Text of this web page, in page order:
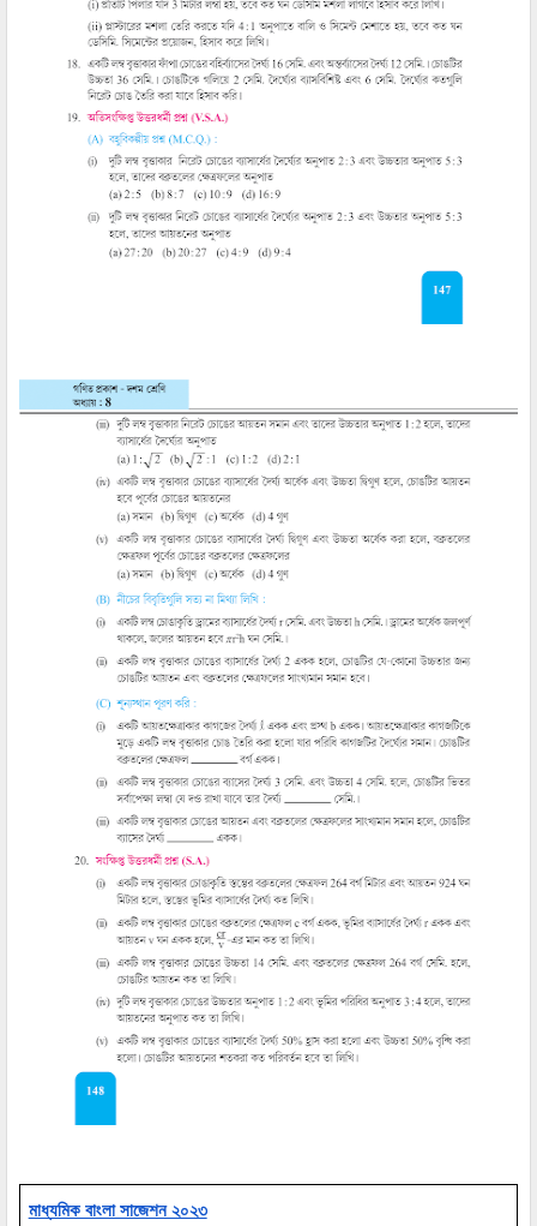
মাধ্যমিক বাংলা সাজেশন ২০২৩